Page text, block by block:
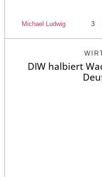
Michael Ludwig 3
DIW halbiert